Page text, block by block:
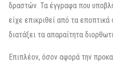
δραστών. Τα έγγραφα που
είχε επικριθεί από τα
διατάξει τα απαραίτητα
Επιπλέον, όσον αφορά την